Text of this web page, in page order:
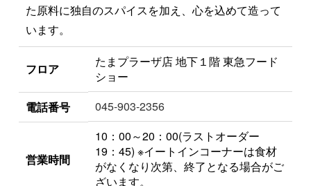
た原料に独自のスパイスを加え、心を込めて造って
います。
フロア
たまプラーザ店 地下１階 東急フード
ショー
電話番号
045-903-2356
営業時間
10：00～20：00(ラストオーダー
19：45) ※イートインコーナーは食材
がなくなり次第、終了となる場合がご
ざいます。